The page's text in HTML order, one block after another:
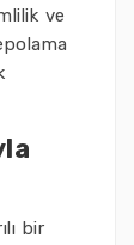
ve
bir